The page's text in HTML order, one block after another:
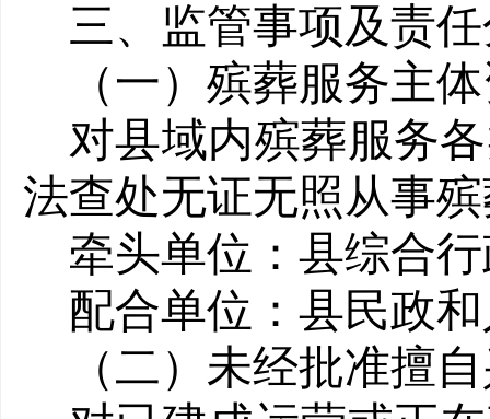
三、监管事项及责
（一）殡葬服务主
对县域内殡葬服务
法查处无证无照从事
牵头单位：县综合
配合单位：县民政
（二）未经批准擅